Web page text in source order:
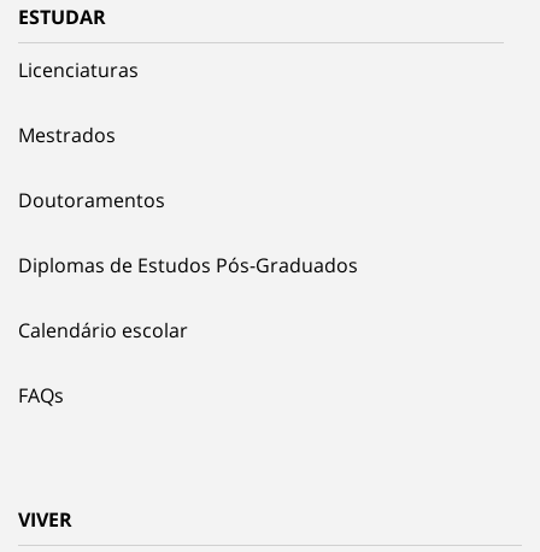
ESTUDAR
Licenciaturas
Mestrados
Doutoramentos
Diplomas de Estudos Pós-Graduados
Calendário escolar
FAQs
VIVER